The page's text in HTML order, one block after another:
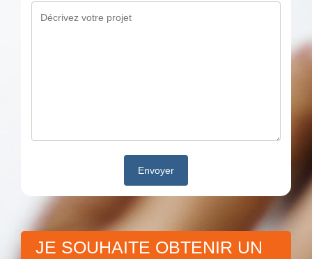
JE SOUHAITE OBTENIR UN